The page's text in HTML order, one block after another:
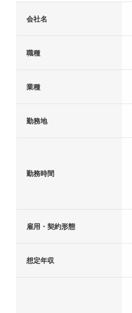
会社名
職種
業種
勤務地
勤務時間
雇用・契約形態
想定年収